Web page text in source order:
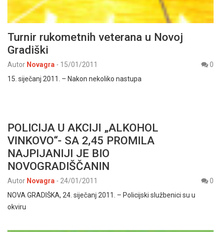
Turnir rukometnih veterana u Novoj
Gradiški
Autor Novagra - 15/01/2011
0
15. siječanj 2011. – Nakon nekoliko nastupa
POLICIJA U AKCIJI „ALKOHOL
VINKOVO“- SA 2,45 PROMILA
NAJPIJANIJI JE BIO
NOVOGRADIŠČANIN
Autor Novagra - 24/01/2011
0
NOVA GRADIŠKA, 24. siječanj 2011. – Policijski službenici su u
okviru